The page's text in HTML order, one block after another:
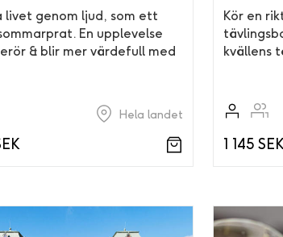
livet genom ljud, som ett
En upplevelse
& blir mer värdefull med
Hela landet
Kör en
kvällens
1 145